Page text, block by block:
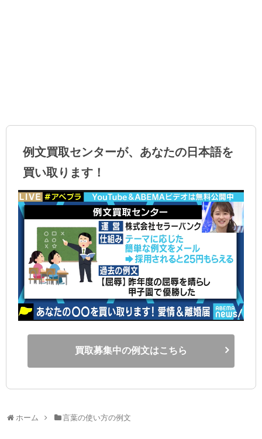
例文買取センターが、あなたの日本語を
買い取ります！
買取募集中の例文はこちら
ホーム 言葉の使い方の例文